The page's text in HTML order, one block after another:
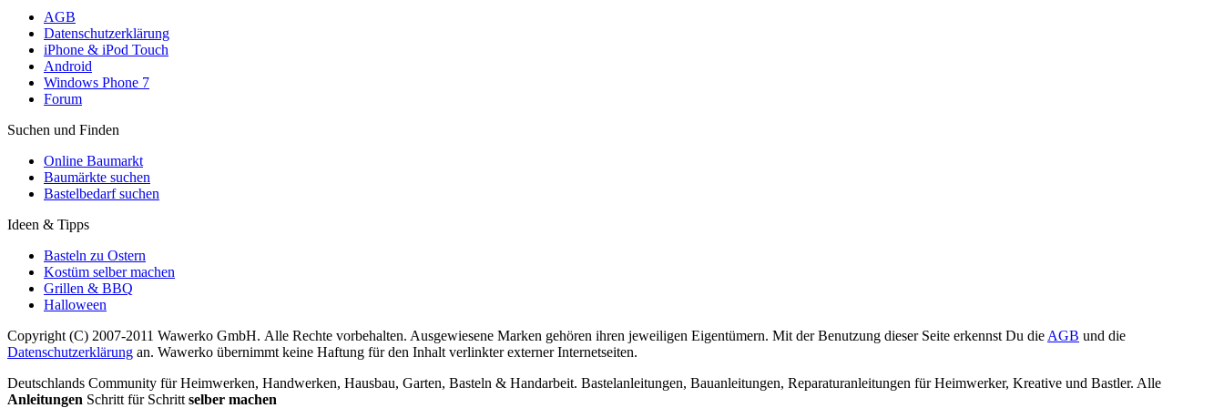
AGB
Datenschutzerklärung
iPhone & iPod Touch
Android
Windows Phone 7
Forum
Suchen und Finden
Online Baumarkt
Baumärkte suchen
Bastelbedarf suchen
Ideen & Tipps
Basteln zu Ostern
Kostüm selber machen
Grillen & BBQ
Halloween
Copyright (C) 2007-2011 Wawerko GmbH. Alle Rechte vorbehalten. Ausgewiesene Marken gehören ihren jeweiligen Eigentümern. Mit der Benutzung dieser Seite erkennst Du die AGB und die
Datenschutzerklärung an. Wawerko übernimmt keine Haftung für den Inhalt verlinkter externer Internetseiten.
Deutschlands Community für Heimwerken, Handwerken, Hausbau, Garten, Basteln & Handarbeit. Bastelanleitungen, Bauanleitungen, Reparaturanleitungen für Heimwerker, Kreative und Bastler. Alle
Anleitungen Schritt für Schritt selber machen